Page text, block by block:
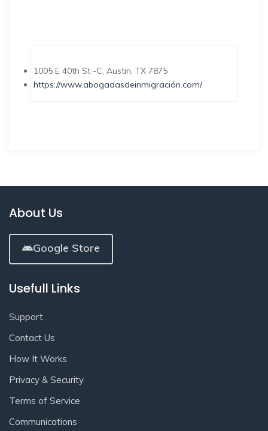
1005 E 40th St -C, Austin, TX 7875
https://www.abogadasdeinmigración.com/
About Us
Google Store
Usefull Links
Support
Contact Us
How It Works
Privacy & Security
Terms of Service
Communications